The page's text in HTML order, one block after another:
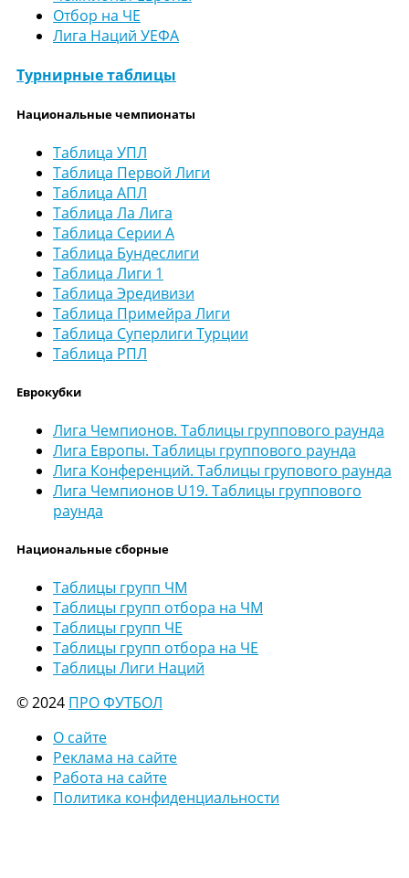
Отбор на ЧЕ
Лига Наций УЕФА
Турнирные таблицы
Национальные чемпионаты
Таблица УПЛ
Таблица Первой Лиги
Таблица АПЛ
Таблица Ла Лига
Таблица Серии А
Таблица Бундеслиги
Таблица Лиги 1
Таблица Эредивизи
Таблица Примейра Лиги
Таблица Суперлиги Турции
Таблица РПЛ
Еврокубки
Лига Чемпионов. Таблицы группового раунда
Лига Европы. Таблицы группового раунда
Лига Конференций. Таблицы групового раунда
Лига Чемпионов U19. Таблицы группового
раунда
Национальные сборные
Таблицы групп ЧМ
Таблицы групп отбора на ЧМ
Таблицы групп ЧЕ
Таблицы групп отбора на ЧЕ
Таблицы Лиги Наций
© 2024 ПРО ФУТБОЛ
О сайте
Реклама на сайте
Работа на сайте
Политика конфиденциальности